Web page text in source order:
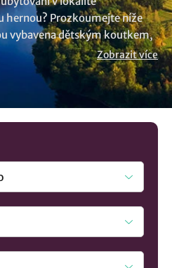
hernou? Prozkoumejte níže
vybavena dětským koutkem,
pobyt přináší mnoho
rodiče samotné, kteří si
chvíle s vědomím, že
prostřednictvím vnitřní
s hračkami. Máte jiné
v lokalitě
Zobrazit více